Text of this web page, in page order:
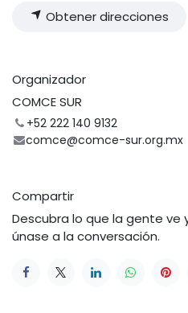
Obtener direcciones
Organizador
COMCE SUR
+52 222 140 9132
comce@comce-sur.org.mx
Compartir
Descubra lo que la gente
únase a la conversación.